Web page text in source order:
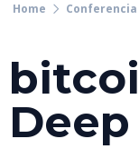
Conferencia
Deep